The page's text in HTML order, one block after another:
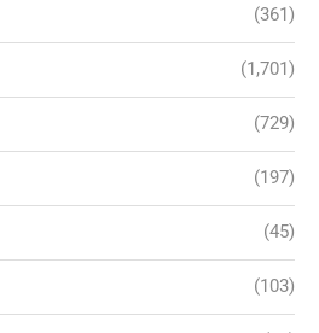
(361)
(1,701)
(729)
(197)
(45)
(103)